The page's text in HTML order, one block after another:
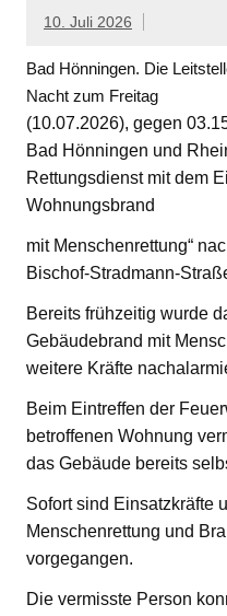
10. Juli 2026
Bad Hönningen. Die
Nacht zum Freitag
(10.07.2026), gegen
Bad Hönningen und
Rettungsdienst mit dem
Wohnungsbrand
mit Menschenrettung“
Bischof-Stradmann-
Bereits frühzeitig wurde
Gebäudebrand mit
weitere Kräfte
Beim Eintreffen der
betroffenen Wohnung
das Gebäude bereits
Sofort sind Einsatzkräfte
Menschenrettung und
vorgegangen.
Die vermisste Person